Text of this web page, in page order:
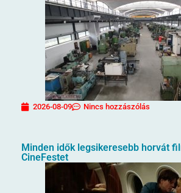
2026-08-09 Nincs hozzászólás
Minden idők legsikeresebb horvát
CineFestet